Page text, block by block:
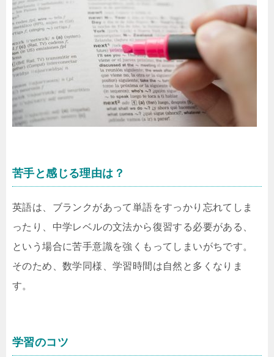
苦手と感じる理由は？
英語は、ブランクがあって単語をすっかり忘れてしま
ったり、中学レベルの文法から復習する必要がある、
という場合に苦手意識を強くもってしまいがちです。
そのため、数学同様、学習時間は自然と多くなりま
す。
学習のコツ